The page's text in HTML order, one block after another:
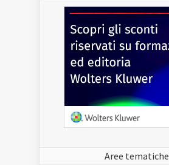
Aree tematiche